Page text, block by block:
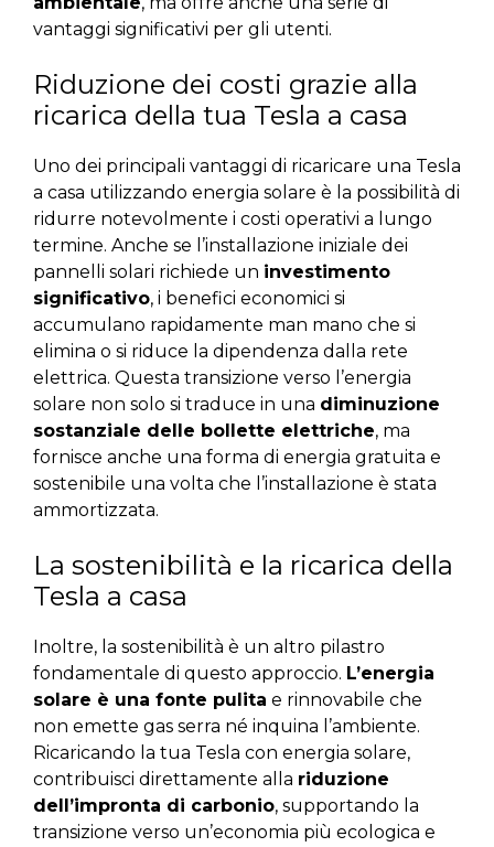
vantaggi significativi per gli utenti.
Riduzione dei costi grazie alla
ricarica della tua Tesla a casa
Uno dei principali vantaggi di ricaricare una Tesla
a casa utilizzando energia solare è la possibilità di
ridurre notevolmente i costi operativi a lungo
termine. Anche se l’installazione iniziale dei
pannelli solari richiede un investimento
significativo, i benefici economici si
accumulano rapidamente man mano che si
elimina o si riduce la dipendenza dalla rete
elettrica. Questa transizione verso l’energia
solare non solo si traduce in una diminuzione
sostanziale delle bollette elettriche, ma
fornisce anche una forma di energia gratuita e
sostenibile una volta che l’installazione è stata
ammortizzata.
La sostenibilità e la ricarica della
Tesla a casa
Inoltre, la sostenibilità è un altro pilastro
fondamentale di questo approccio. L’energia
solare è una fonte pulita e rinnovabile che
non emette gas serra né inquina l’ambiente.
Ricaricando la tua Tesla con energia solare,
contribuisci direttamente alla riduzione
dell’impronta di carbonio, supportando la
transizione verso un’economia più ecologica e